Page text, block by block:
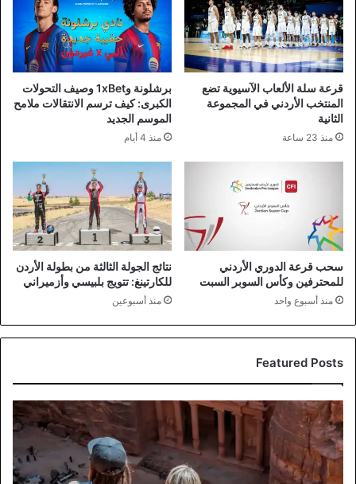
قرعة سلة الألعاب الآسيوية تضع
المنتخب الأردني في المجموعة
الثانية
منذ 23 ساعة
برشلونة و1xBet وصيف التحولات
الكبرى: كيف ترسم الانتقالات ملامح
الموسم الجديد
منذ 4 أيام
سحب قرعة الدوري الأردني
للمحترفين وكأس السوبر السبت
منذ أسبوع واحد
نتائج الجولة الثالثة من بطولة الأردن
للكارتينغ: تتويج بلبيسي وأزميراني
منذ أسبوعين
Featured Posts
إيرادات
السياحة
الأردنية
تبلغ
2.47